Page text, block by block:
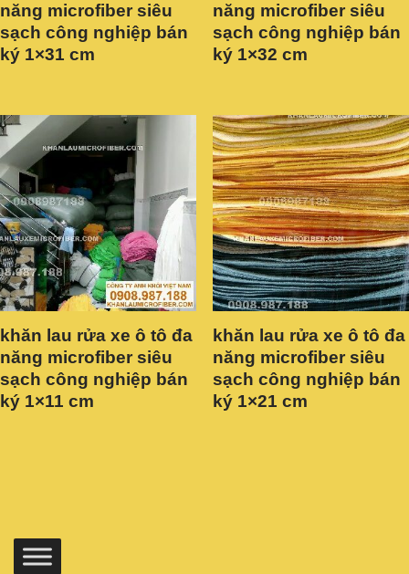
năng microfiber siêu
sạch công nghiệp bán
ký 1×31 cm
năng microfiber siêu
sạch công nghiệp bán
ký 1×32 cm
khăn lau rửa xe ô tô đa
năng microfiber siêu
sạch công nghiệp bán
ký 1×11 cm
khăn lau rửa xe ô tô đa
năng microfiber siêu
sạch công nghiệp bán
ký 1×21 cm